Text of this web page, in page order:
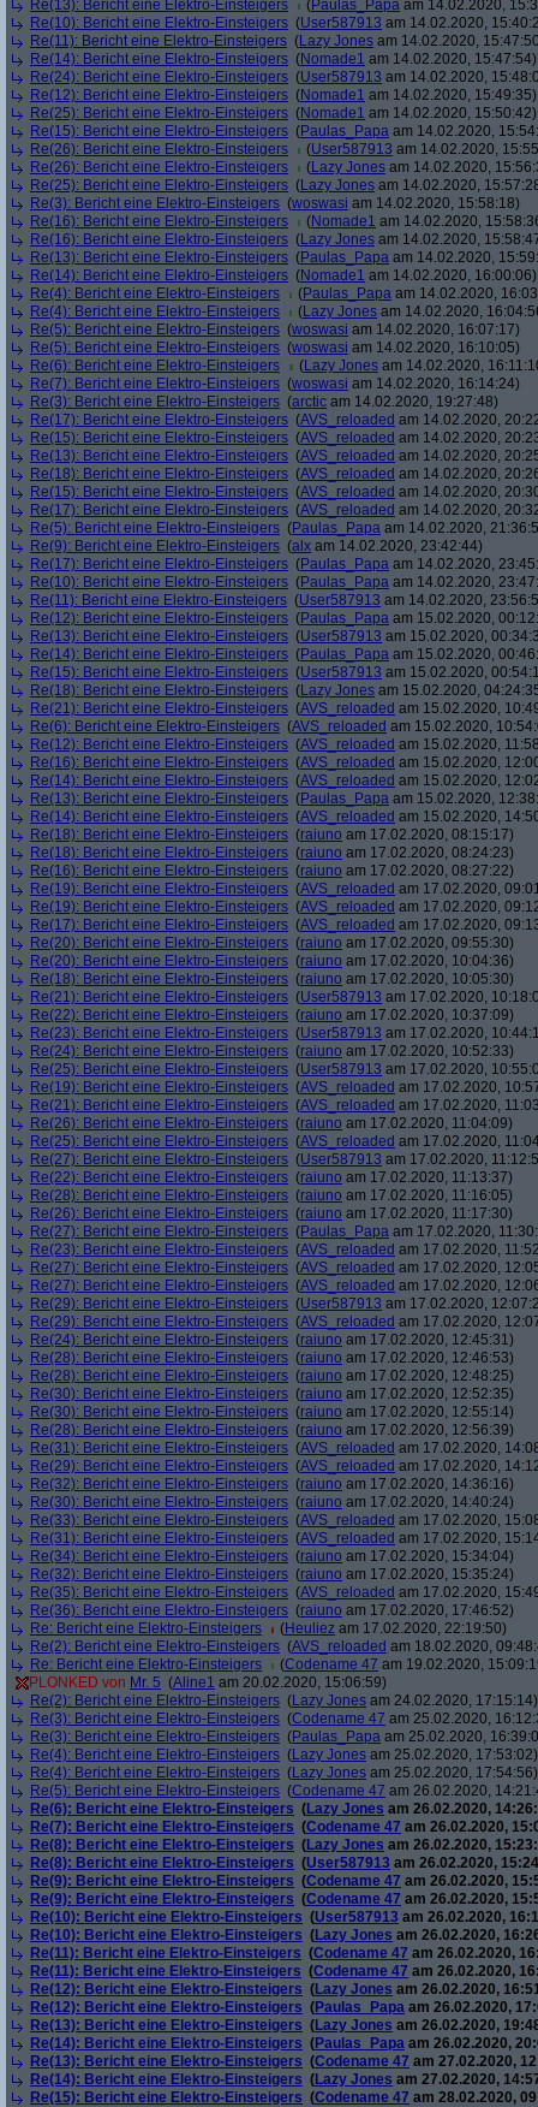
Re(13): Bericht eine Elektro-Einsteigers ( Paulas_Papa am 14.02.2020,
Re(10): Bericht eine Elektro-Einsteigers (User587913 am 14.02.2020,
Re(11): Bericht eine Elektro-Einsteigers (Lazy Jones am 14.02.2020,
Re(14): Bericht eine Elektro-Einsteigers (Nomade1 am 14.02.2020, 15:47:54)
Re(24): Bericht eine Elektro-Einsteigers (User587913 am 14.02.2020,
Re(12): Bericht eine Elektro-Einsteigers (Nomade1 am 14.02.2020, 15:49:35)
Re(25): Bericht eine Elektro-Einsteigers (Nomade1 am 14.02.2020, 15:50:42)
Re(15): Bericht eine Elektro-Einsteigers (Paulas_Papa am 14.02.2020,
Re(26): Bericht eine Elektro-Einsteigers
(User587913 am 14.02.2020,
Re(26): Bericht eine Elektro-Einsteigers
(Lazy Jones am 14.02.2020,
Re(25): Bericht eine Elektro-Einsteigers (Lazy Jones am 14.02.2020,
Re(3): Bericht eine Elektro-Einsteigers (woswasi am 14.02.2020, 15:58:18)
Re(16): Bericht eine Elektro-Einsteigers
(Nomade1 am 14.02.2020,
Re(16): Bericht eine Elektro-Einsteigers (Lazy Jones am 14.02.2020,
Re(13): Bericht eine Elektro-Einsteigers (Paulas_Papa am 14.02.2020,
Re(14): Bericht eine Elektro-Einsteigers (Nomade1 am 14.02.2020, 16:00:06)
Re(4): Bericht eine Elektro-Einsteigers
(Paulas_Papa am 14.02.2020,
Re(4): Bericht eine Elektro-Einsteigers
(Lazy Jones am 14.02.2020,
Re(5): Bericht eine Elektro-Einsteigers (woswasi am 14.02.2020, 16:07:17)
Re(5): Bericht eine Elektro-Einsteigers (woswasi am 14.02.2020, 16:10:05)
Re(6): Bericht eine Elektro-Einsteigers
(Lazy Jones am 14.02.2020,
Re(7): Bericht eine Elektro-Einsteigers (woswasi am 14.02.2020, 16:14:24)
Re(3): Bericht eine Elektro-Einsteigers (arctic am 14.02.2020, 19:27:48)
Re(17): Bericht eine Elektro-Einsteigers (AVS_reloaded am 14.02.2020,
Re(15): Bericht eine Elektro-Einsteigers (AVS_reloaded am 14.02.2020,
Re(13): Bericht eine Elektro-Einsteigers (AVS_reloaded am 14.02.2020,
Re(18): Bericht eine Elektro-Einsteigers (AVS_reloaded am 14.02.2020,
Re(15): Bericht eine Elektro-Einsteigers (AVS_reloaded am 14.02.2020,
Re(17): Bericht eine Elektro-Einsteigers (AVS_reloaded am 14.02.2020,
Re(5): Bericht eine Elektro-Einsteigers (Paulas_Papa am 14.02.2020,
Re(9): Bericht eine Elektro-Einsteigers (alx am 14.02.2020, 23:42:44)
Re(17): Bericht eine Elektro-Einsteigers (Paulas_Papa am 14.02.2020,
Re(10): Bericht eine Elektro-Einsteigers (Paulas_Papa am 14.02.2020,
Re(11): Bericht eine Elektro-Einsteigers (User587913 am 14.02.2020,
Re(12): Bericht eine Elektro-Einsteigers (Paulas_Papa am 15.02.2020,
Re(13): Bericht eine Elektro-Einsteigers (User587913 am 15.02.2020,
Re(14): Bericht eine Elektro-Einsteigers (Paulas_Papa am 15.02.2020,
Re(15): Bericht eine Elektro-Einsteigers (User587913 am 15.02.2020,
Re(18): Bericht eine Elektro-Einsteigers (Lazy Jones am 15.02.2020,
Re(21): Bericht eine Elektro-Einsteigers (AVS_reloaded am 15.02.2020,
Re(6): Bericht eine Elektro-Einsteigers (AVS_reloaded am 15.02.2020,
Re(12): Bericht eine Elektro-Einsteigers (AVS_reloaded am 15.02.2020,
Re(16): Bericht eine Elektro-Einsteigers (AVS_reloaded am 15.02.2020,
Re(14): Bericht eine Elektro-Einsteigers (AVS_reloaded am 15.02.2020,
Re(13): Bericht eine Elektro-Einsteigers (Paulas_Papa am 15.02.2020,
Re(14): Bericht eine Elektro-Einsteigers (AVS_reloaded am 15.02.2020,
Re(18): Bericht eine Elektro-Einsteigers (raiuno am 17.02.2020, 08:15:17)
Re(18): Bericht eine Elektro-Einsteigers (raiuno am 17.02.2020, 08:24:23)
Re(16): Bericht eine Elektro-Einsteigers (raiuno am 17.02.2020, 08:27:22)
Re(19): Bericht eine Elektro-Einsteigers (AVS_reloaded am 17.02.2020,
Re(19): Bericht eine Elektro-Einsteigers (AVS_reloaded am 17.02.2020,
Re(17): Bericht eine Elektro-Einsteigers (AVS_reloaded am 17.02.2020,
Re(20): Bericht eine Elektro-Einsteigers (raiuno am 17.02.2020, 09:55:30)
Re(20): Bericht eine Elektro-Einsteigers (raiuno am 17.02.2020, 10:04:36)
Re(18): Bericht eine Elektro-Einsteigers (raiuno am 17.02.2020, 10:05:30)
Re(21): Bericht eine Elektro-Einsteigers (User587913 am 17.02.2020,
Re(22): Bericht eine Elektro-Einsteigers (raiuno am 17.02.2020, 10:37:09)
Re(23): Bericht eine Elektro-Einsteigers (User587913 am 17.02.2020,
Re(24): Bericht eine Elektro-Einsteigers (raiuno am 17.02.2020, 10:52:33)
Re(25): Bericht eine Elektro-Einsteigers (User587913 am 17.02.2020,
Re(19): Bericht eine Elektro-Einsteigers (AVS_reloaded am 17.02.2020,
Re(21): Bericht eine Elektro-Einsteigers (AVS_reloaded am 17.02.2020,
Re(26): Bericht eine Elektro-Einsteigers (raiuno am 17.02.2020, 11:04:09)
Re(25): Bericht eine Elektro-Einsteigers (AVS_reloaded am 17.02.2020,
Re(27): Bericht eine Elektro-Einsteigers (User587913 am 17.02.2020,
Re(22): Bericht eine Elektro-Einsteigers (raiuno am 17.02.2020, 11:13:37)
Re(28): Bericht eine Elektro-Einsteigers (raiuno am 17.02.2020, 11:16:05)
Re(26): Bericht eine Elektro-Einsteigers (raiuno am 17.02.2020, 11:17:30)
Re(27): Bericht eine Elektro-Einsteigers (Paulas_Papa am 17.02.2020,
Re(23): Bericht eine Elektro-Einsteigers (AVS_reloaded am 17.02.2020,
Re(27): Bericht eine Elektro-Einsteigers (AVS_reloaded am 17.02.2020,
Re(27): Bericht eine Elektro-Einsteigers (AVS_reloaded am 17.02.2020,
Re(29): Bericht eine Elektro-Einsteigers (User587913 am 17.02.2020,
Re(29): Bericht eine Elektro-Einsteigers (AVS_reloaded am 17.02.2020,
Re(24): Bericht eine Elektro-Einsteigers (raiuno am 17.02.2020, 12:45:31)
Re(28): Bericht eine Elektro-Einsteigers (raiuno am 17.02.2020, 12:46:53)
Re(28): Bericht eine Elektro-Einsteigers (raiuno am 17.02.2020, 12:48:25)
Re(30): Bericht eine Elektro-Einsteigers (raiuno am 17.02.2020, 12:52:35)
Re(30): Bericht eine Elektro-Einsteigers (raiuno am 17.02.2020, 12:55:14)
Re(28): Bericht eine Elektro-Einsteigers (raiuno am 17.02.2020, 12:56:39)
Re(31): Bericht eine Elektro-Einsteigers (AVS_reloaded am 17.02.2020,
Re(29): Bericht eine Elektro-Einsteigers (AVS_reloaded am 17.02.2020,
Re(32): Bericht eine Elektro-Einsteigers (raiuno am 17.02.2020, 14:36:16)
Re(30): Bericht eine Elektro-Einsteigers (raiuno am 17.02.2020, 14:40:24)
Re(33): Bericht eine Elektro-Einsteigers (AVS_reloaded am 17.02.2020,
Re(31): Bericht eine Elektro-Einsteigers (AVS_reloaded am 17.02.2020,
Re(34): Bericht eine Elektro-Einsteigers (raiuno am 17.02.2020, 15:34:04)
Re(32): Bericht eine Elektro-Einsteigers (raiuno am 17.02.2020, 15:35:24)
Re(35): Bericht eine Elektro-Einsteigers (AVS_reloaded am 17.02.2020,
Re(36): Bericht eine Elektro-Einsteigers (raiuno am 17.02.2020, 17:46:52)
Re: Bericht eine Elektro-Einsteigers
(Heuliez am 17.02.2020, 22:19:50)
Re(2): Bericht eine Elektro-Einsteigers (AVS_reloaded am 18.02.2020,
Re: Bericht eine Elektro-Einsteigers
(Codename 47 am 19.02.2020,
PLONKED von Mr. 5 (Aline1 am 20.02.2020, 15:06:59)
Re(2): Bericht eine Elektro-Einsteigers (Lazy Jones am 24.02.2020, 17:15:14)
Re(3): Bericht eine Elektro-Einsteigers (Codename 47 am 25.02.2020,
Re(3): Bericht eine Elektro-Einsteigers (Paulas_Papa am 25.02.2020,
Re(4): Bericht eine Elektro-Einsteigers (Lazy Jones am 25.02.2020, 17:53:02)
Re(4): Bericht eine Elektro-Einsteigers (Lazy Jones am 25.02.2020, 17:54:56)
Re(5): Bericht eine Elektro-Einsteigers (Codename 47 am 26.02.2020,
Re(6): Bericht eine Elektro-Einsteigers (Lazy Jones am 26.02.2020,
Re(7): Bericht eine Elektro-Einsteigers (Codename 47 am 26.02.2020,
Re(8): Bericht eine Elektro-Einsteigers (Lazy Jones am 26.02.2020,
Re(8): Bericht eine Elektro-Einsteigers (User587913 am 26.02.2020,
Re(9): Bericht eine Elektro-Einsteigers (Codename 47 am 26.02.2020,
Re(9): Bericht eine Elektro-Einsteigers (Codename 47 am 26.02.2020,
Re(10): Bericht eine Elektro-Einsteigers (User587913 am 26.02.2020,
Re(10): Bericht eine Elektro-Einsteigers (Lazy Jones am 26.02.2020,
Re(11): Bericht eine Elektro-Einsteigers (Codename 47 am 26.02.2020,
Re(11): Bericht eine Elektro-Einsteigers (Codename 47 am 26.02.2020,
Re(12): Bericht eine Elektro-Einsteigers (Lazy Jones am 26.02.2020,
Re(12): Bericht eine Elektro-Einsteigers (Paulas_Papa am 26.02.2020,
Re(13): Bericht eine Elektro-Einsteigers (Lazy Jones am 26.02.2020,
Re(14): Bericht eine Elektro-Einsteigers (Paulas_Papa am 26.02.2020,
Re(13): Bericht eine Elektro-Einsteigers (Codename 47 am 27.02.2020,
Re(14): Bericht eine Elektro-Einsteigers (Lazy Jones am 27.02.2020,
Re(15): Bericht eine Elektro-Einsteigers (Codename 47 am 28.02.2020,